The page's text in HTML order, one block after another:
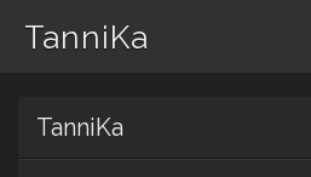
TanniKa
content
TanniKa